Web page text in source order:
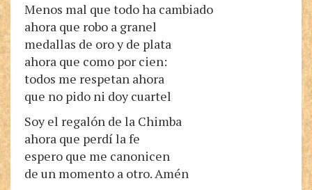
Menos mal que todo ha cambiado
ahora que robo a granel
medallas de oro y de plata
ahora que como por cien:
todos me respetan ahora
que no pido ni doy cuartel
Soy el regalón de la Chimba
ahora que perdí la fe
espero que me canonicen
de un momento a otro. Amén